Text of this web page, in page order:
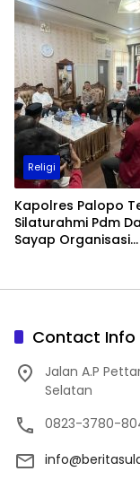
Religi
Kapolres Palopo
Silaturahmi Pdm
Sayap Organisasi
Hut Ri Ke-81
Contact Info
Jalan A.P
Selatan
0823-3780-